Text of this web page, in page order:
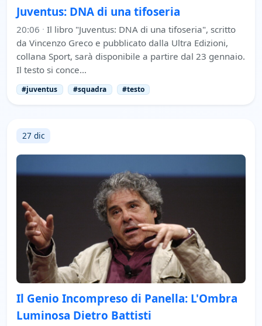
Juventus: DNA di una tifoseria
20:06 · Il libro "Juventus: DNA di una tifoseria", scritto
da Vincenzo Greco e pubblicato dalla Ultra Edizioni,
collana Sport, sarà disponibile a partire dal 23 gennaio.
Il testo si conce…
#juventus #squadra #testo
27 dic
Il Genio Incompreso di Panella: L'Ombra
Luminosa Dietro Battisti